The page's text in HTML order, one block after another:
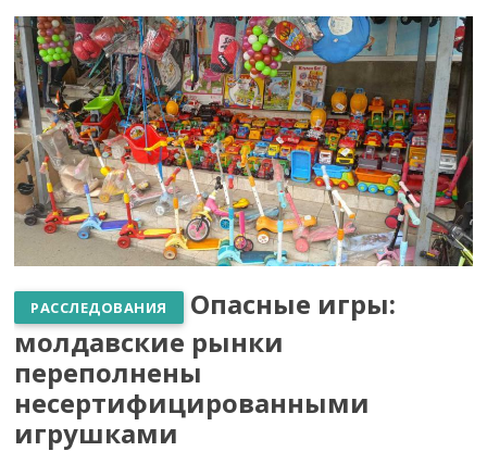
РАССЛЕДОВАНИЯ
Опасные игры:
молдавские рынки
переполнены
несертифицированными
игрушками